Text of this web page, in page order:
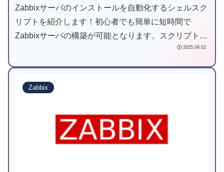
Zabbixサーバのインストールを自動化するシェルスク
リプトを紹介します！初心者でも簡単に短時間で
Zabbixサーバの構築が可能となります。スクリプトを
2025.09.02
Zabbix